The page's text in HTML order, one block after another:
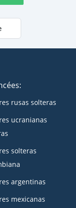
rusas solteras
ucranianas
solteras
argentinas
mexicanas